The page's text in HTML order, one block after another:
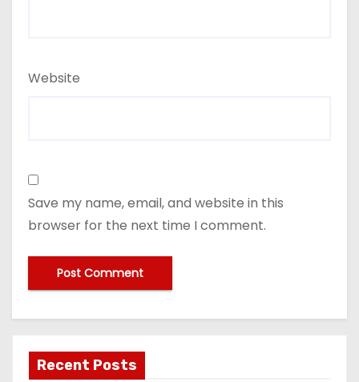
Website
Save my name, email, and website in this
browser for the next time I comment.
Recent Posts